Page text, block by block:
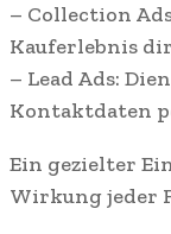
– Collection
Kauferlebnis
– Lead Ads:
Kontaktdaten
Ein gezielter
Wirkung jeder